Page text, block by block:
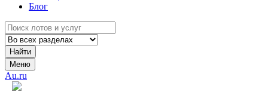
Блог
Найти
Меню
Au.ru